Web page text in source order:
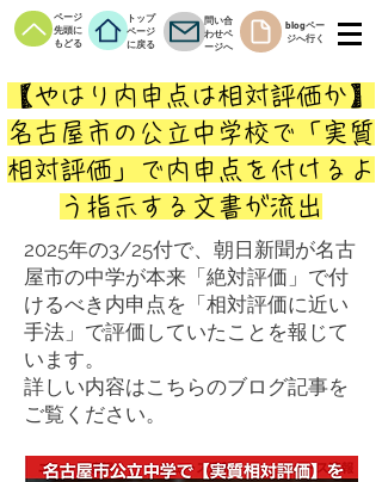
ページ
先頭に
もどる
トップ
ページ
に戻る
問い合
わせペ
ージへ
blogペー
ジへ行く
​【やはり内申点は相対評価か】
名古屋市の公立中学校で「実質
相対評価」で内申点を付けるよ
う指示する文書が流出
2025年の3/25付で、朝日新聞が名古
屋市の中学が本来「絶対評価」で付
けるべき内申点を「相対評価に近い
手法」で評価していたことを報じて
います。
詳しい内容はこちらのブログ記事を
ご覧ください。